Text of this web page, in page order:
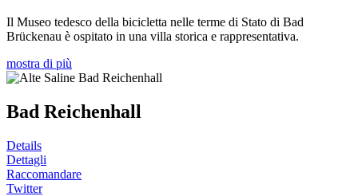
Il Museo tedesco della bicicletta nelle terme di Stato di Bad
Brückenau è ospitato in una villa storica e rappresentativa.
mostra di più
Bad Reichenhall
Details
Dettagli
Raccomandare
Twitter